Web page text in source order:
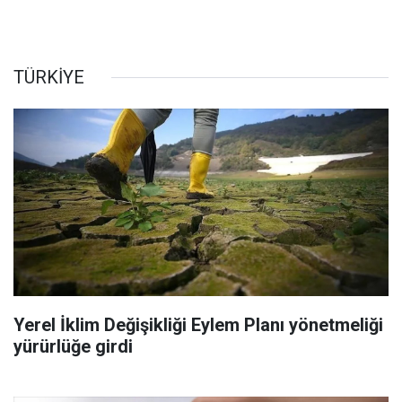
TÜRKİYE
Yerel İklim Değişikliği Eylem Planı yönetmeliği
yürürlüğe girdi